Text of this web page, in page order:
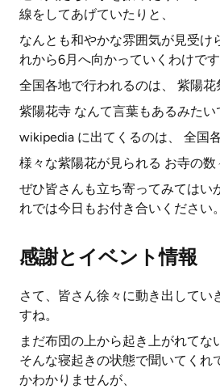
線をしてあげていたりと、
なんとも和やかな雰囲気が見受け
れから6月へ向かっていくわけです
全国各地で行われるのは、 紫陽花
紫陽花寺 なんて言葉もあるみたい
wikipedia に出てくるのは、 全国
様々な紫陽花が見られる お寺の数
ぜひ皆さんも立ち寄ってみてはい
れでは今日もお付き合いください。
感謝とイベント情報
さて、皆さん徐々に動き出してい
すね。
まだ布団の上から起き上がれてな
そんな寝起きの状態で聞いてくれ
かわかりませんが、